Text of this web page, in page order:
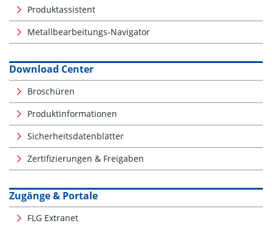
Produktassistent
Metallbearbeitungs-Navigator
Download Center
Broschüren
Produktinformationen
Sicherheitsdatenblätter
Zertifizierungen & Freigaben
Zugänge & Portale
FLG Extranet